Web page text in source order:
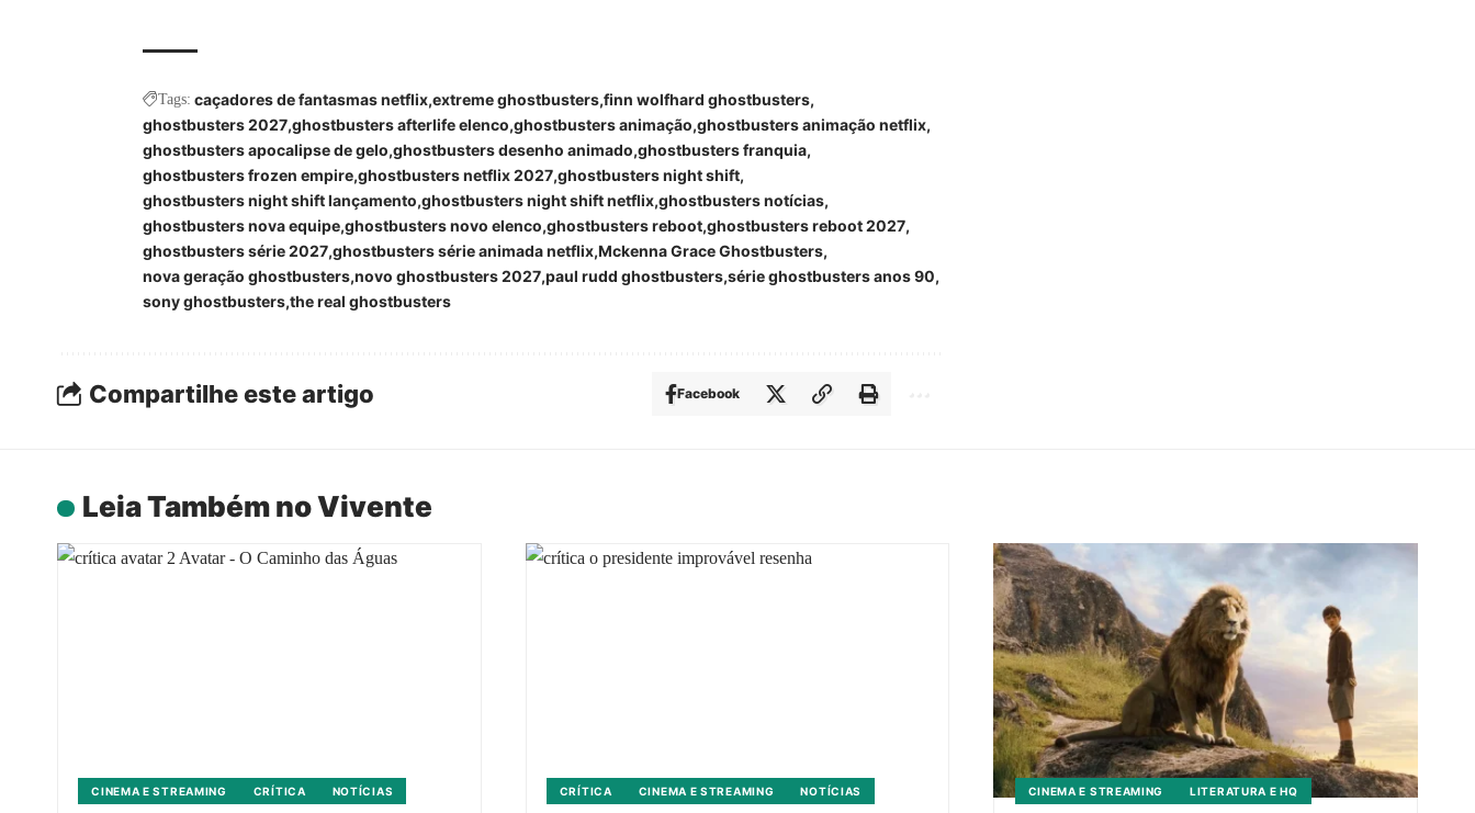
Tags: caçadores de fantasmas netflix extreme ghostbusters finn wolfhard ghostbusters
ghostbusters 2027 ghostbusters afterlife elenco ghostbusters animação ghostbusters animação netflix
ghostbusters apocalipse de gelo ghostbusters desenho animado ghostbusters franquia
ghostbusters frozen empire ghostbusters netflix 2027 ghostbusters night shift
ghostbusters night shift lançamento ghostbusters night shift netflix ghostbusters notícias
ghostbusters nova equipe ghostbusters novo elenco ghostbusters reboot ghostbusters reboot 2027
ghostbusters série 2027 ghostbusters série animada netflix Mckenna Grace Ghostbusters
nova geração ghostbusters novo ghostbusters 2027 paul rudd ghostbusters série ghostbusters anos 90
sony ghostbusters the real ghostbusters
Compartilhe este artigo Facebook
Leia Também no Vivente
CINEMA E STREAMING CRÍTICA NOTÍCIAS CRÍTICA CINEMA E STREAMING NOTÍCIAS CINEMA E STREAMING LITERATURA E HQ